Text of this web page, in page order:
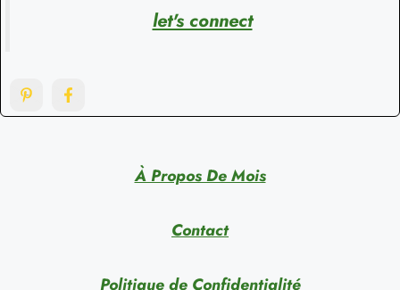
let's connect
À Propos De Mois
Contact
Politique de Confidentialité